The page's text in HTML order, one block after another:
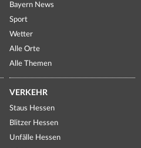
Bayern News
Sport
Wetter
Alle Orte
Alle Themen
VERKEHR
Staus Hessen
Blitzer Hessen
Unfälle Hessen